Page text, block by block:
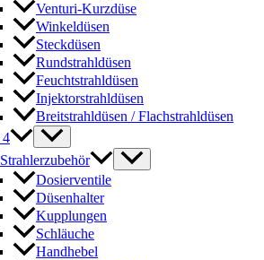
Venturi-Kurzdüse
Winkeldüsen
Steckdüsen
Rundstrahldüsen
Feuchtstrahldüsen
Injektorstrahldüsen
Breitstrahldüsen / Flachstrahldüsen
4
Strahlerzubehör
Dosierventile
Düsenhalter
Kupplungen
Schläuche
Handhebel